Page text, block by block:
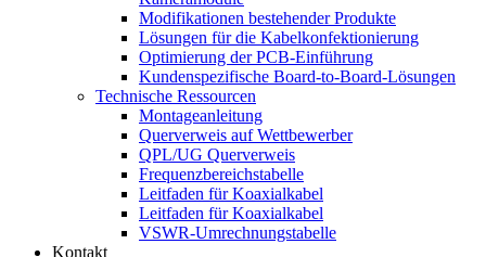
Modifikationen bestehender Produkte
Lösungen für die Kabelkonfektionierung
Optimierung der PCB-Einführung
Kundenspezifische Board-to-Board-Lösungen
Technische Ressourcen
Montageanleitung
Querverweis auf Wettbewerber
QPL/UG Querverweis
Frequenzbereichstabelle
Leitfaden für Koaxialkabel
Leitfaden für Koaxialkabel
VSWR-Umrechnungstabelle
Kontakt